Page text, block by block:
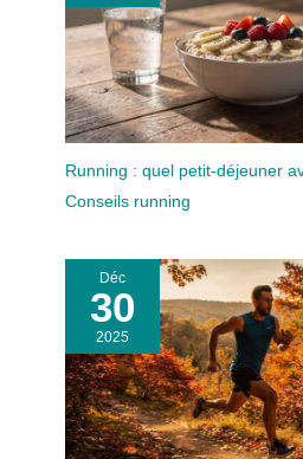
Running : quel petit-déjeuner
Conseils running
Déc
30
2025